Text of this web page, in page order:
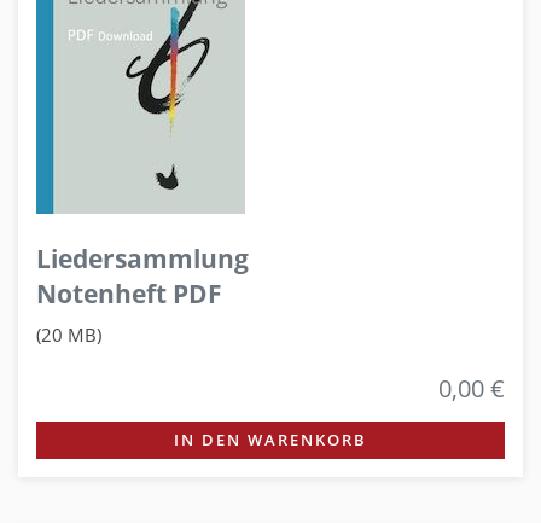
Liedersammlung
Notenheft PDF
(20 MB)
0,00 €
IN DEN WARENKORB